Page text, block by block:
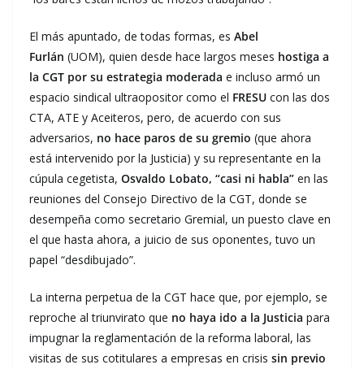
El más apuntado, de todas formas, es Abel
Furlán (UOM), quien desde hace largos meses hostiga a
la CGT por su estrategia moderada e incluso armó un
espacio sindical ultraopositor como el FRESU con las dos
CTA, ATE y Aceiteros, pero, de acuerdo con sus
adversarios, no hace paros de su gremio (que ahora
está intervenido por la Justicia) y su representante en la
cúpula cegetista, Osvaldo Lobato, “casi ni habla” en las
reuniones del Consejo Directivo de la CGT, donde se
desempeña como secretario Gremial, un puesto clave en
el que hasta ahora, a juicio de sus oponentes, tuvo un
papel “desdibujado”.
La interna perpetua de la CGT hace que, por ejemplo, se
reproche al triunvirato que no haya ido a la Justicia para
impugnar la reglamentación de la reforma laboral, las
visitas de sus cotitulares a empresas en crisis sin previo